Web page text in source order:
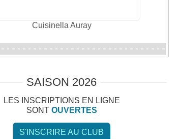
SAISON 2026
LES INSCRIPTIONS EN LIGNE
SONT OUVERTES
S'INSCRIRE AU CLUB